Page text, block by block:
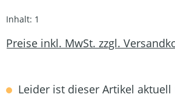
Inhalt: 1
Preise inkl. MwSt. zzgl.
Leider ist dieser Artikel